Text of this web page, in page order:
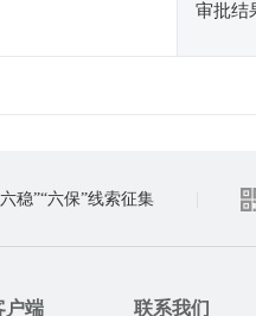
审批结
六稳”“六保”线索征集
户端 联系我们